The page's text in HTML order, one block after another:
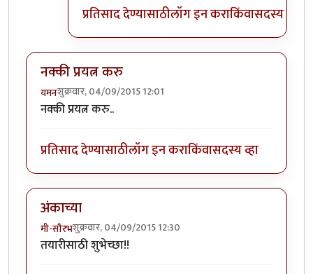
प्रतिसाद देण्यासाठीलॉग इन कराकिंवासदस्य व्हा
नक्की प्रयत्न करु
यमनशुक्रवार, 04/09/2015 12:01
नक्की प्रयत्न करु..
प्रतिसाद देण्यासाठीलॉग इन कराकिंवासदस्य व्हा
अंकाच्या
मी-सौरभशुक्रवार, 04/09/2015 12:30
तयारीसाठी शुभेच्छा!!